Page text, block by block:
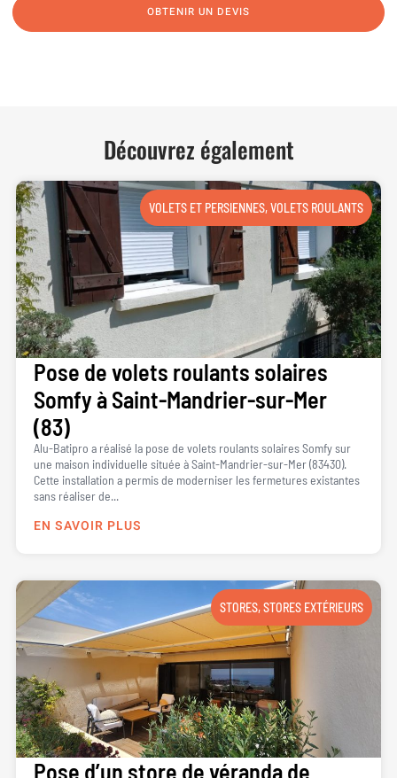
OBTENIR UN DEVIS
Découvrez également
VOLETS ET PERSIENNES,VOLETS ROULANTS
Pose de volets roulants solaires
Somfy à Saint-Mandrier-sur-Mer
(83)
Alu-Batipro a réalisé la pose de volets roulants solaires Somfy sur
une maison individuelle située à Saint-Mandrier-sur-Mer (83430).
Cette installation a permis de moderniser les fermetures existantes
sans réaliser de...
EN SAVOIR PLUS
STORES,STORES EXTÉRIEURS
Pose d’un store de véranda de